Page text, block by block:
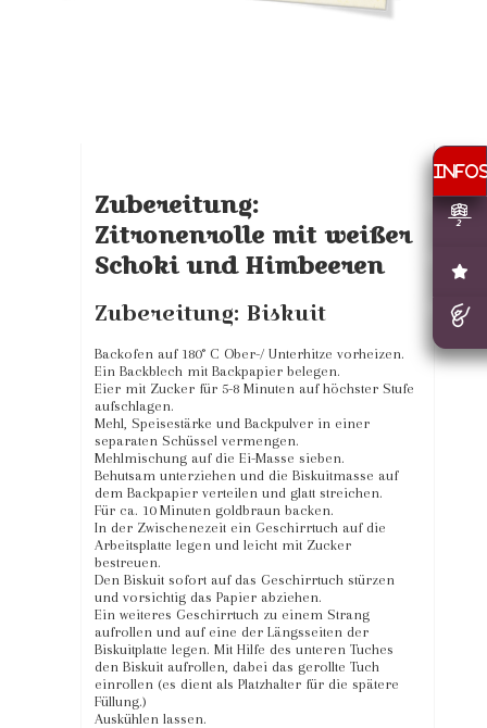
Zubereitung:
Zitronenrolle mit weißer
Schoki und Himbeeren
Zubereitung: Biskuit
Backofen auf 180° C Ober-/ Unterhitze vorheizen.
Ein Backblech mit Backpapier belegen.
Eier mit Zucker für 5-8 Minuten auf höchster Stufe
aufschlagen.
Mehl, Speisestärke und Backpulver in einer
separaten Schüssel vermengen.
Mehlmischung auf die Ei-Masse sieben.
Behutsam unterziehen und die Biskuitmasse auf
dem Backpapier verteilen und glatt streichen.
Für ca. 10 Minuten goldbraun backen.
In der Zwischenezeit ein Geschirrtuch auf die
Arbeitsplatte legen und leicht mit Zucker
bestreuen.
Den Biskuit sofort auf das Geschirrtuch stürzen
und vorsichtig das Papier abziehen.
Ein weiteres Geschirrtuch zu einem Strang
aufrollen und auf eine der Längsseiten der
Biskuitplatte legen. Mit Hilfe des unteren Tuches
den Biskuit aufrollen, dabei das gerollte Tuch
einrollen (es dient als Platzhalter für die spätere
Füllung.)
Auskühlen lassen.